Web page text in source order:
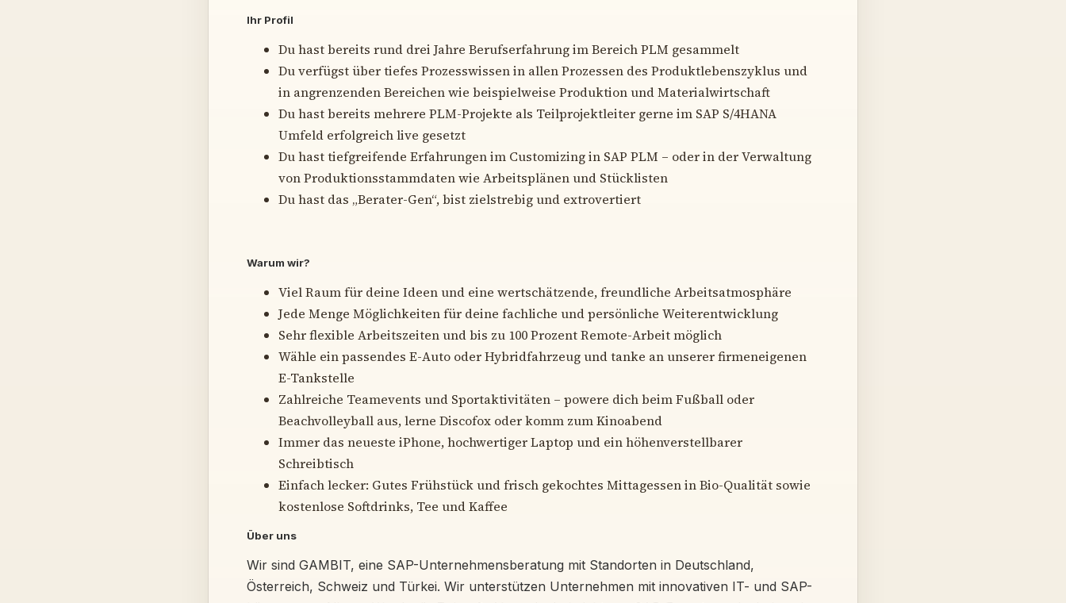
Ihr Profil
Du hast bereits rund drei Jahre Berufserfahrung im Bereich PLM gesammelt
Du verfügst über tiefes Prozesswissen in allen Prozessen des Produktlebenszyklus und
in angrenzenden Bereichen wie beispielweise Produktion und Materialwirtschaft
Du hast bereits mehrere PLM-Projekte als Teilprojektleiter gerne im SAP S/4HANA
Umfeld erfolgreich live gesetzt
Du hast tiefgreifende Erfahrungen im Customizing in SAP PLM – oder in der Verwaltung
von Produktionsstammdaten wie Arbeitsplänen und Stücklisten
Du hast das „Berater-Gen“, bist zielstrebig und extrovertiert
Warum wir?
Viel Raum für deine Ideen und eine wertschätzende, freundliche Arbeitsatmosphäre
Jede Menge Möglichkeiten für deine fachliche und persönliche Weiterentwicklung
Sehr flexible Arbeitszeiten und bis zu 100 Prozent Remote-Arbeit möglich
Wähle ein passendes E-Auto oder Hybridfahrzeug und tanke an unserer firmeneigenen
E-Tankstelle
Zahlreiche Teamevents und Sportaktivitäten – powere dich beim Fußball oder
Beachvolleyball aus, lerne Discofox oder komm zum Kinoabend
Immer das neueste iPhone, hochwertiger Laptop und ein höhenverstellbarer
Schreibtisch
Einfach lecker: Gutes Frühstück und frisch gekochtes Mittagessen in Bio-Qualität sowie
kostenlose Softdrinks, Tee und Kaffee
Über uns
Wir sind GAMBIT, eine SAP-Unternehmensberatung mit Standorten in Deutschland,
Österreich, Schweiz und Türkei. Wir unterstützen Unternehmen mit innovativen IT- und SAP-